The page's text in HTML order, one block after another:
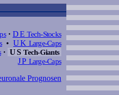
· DE Tech-Stocks
•UK Large-Caps
· US Tech-Giants
JP Large-Caps
Prognosen